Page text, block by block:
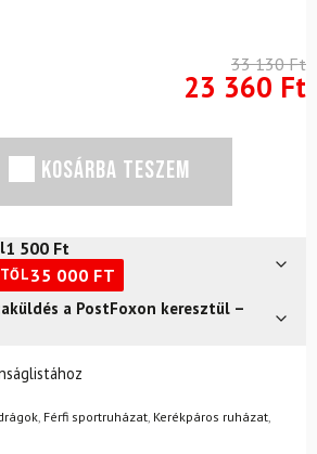
33 130Ft
23 360 Ft
KOSÁRBA TESZEM
1 500 Ft
35 000 FT
a PostFoxon keresztül –
Semmi gond – a terméket
14 napon belül, indoklás nélkül.
Férfi sportruházat Kerékpáros ruházat